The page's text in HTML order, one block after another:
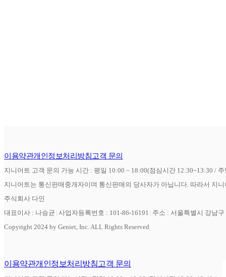
이용약관개인정보처리방침고객 문의
지니어트 고객 문의 가능 시간 : 평일 10:00 ~ 18:00(점심시간 12:30~13:30 /
지니어트는 통신판매중개자이며 통신판매의 당사자가 아닙니다. 따라서 지
주식회사 다인
대표이사 : 나승균 사업자등록번호 : 101-86-16191
주소 : 서울특별시 강남
Copyright 2024 by Geniet, Inc. ALL Rights Reserved
이용약관개인정보처리방침고객 문의